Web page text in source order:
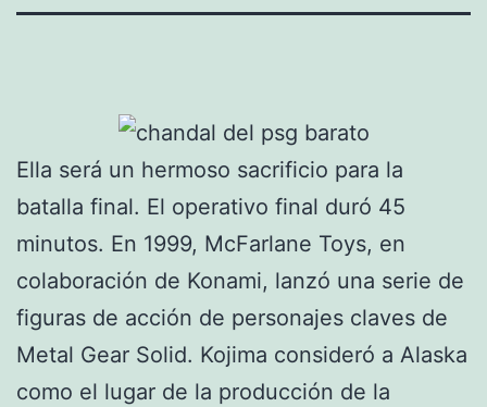
Ella será un hermoso sacrificio para la
batalla final. El operativo final duró 45
minutos. En 1999, McFarlane Toys, en
colaboración de Konami, lanzó una serie de
figuras de acción de personajes claves de
Metal Gear Solid. Kojima consideró a Alaska
como el lugar de la producción de la